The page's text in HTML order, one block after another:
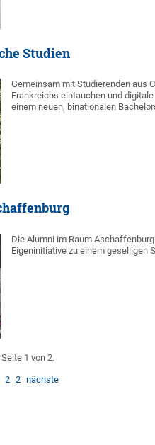
Studien
Gemeinsam mit Studierenden aus
Frankreichs eintauchen und
einem neuen, binationalen
Die Alumni im Raum
Eigeninitiative zu einem geselligen
Seite 1 von 2.
2 2 nächste